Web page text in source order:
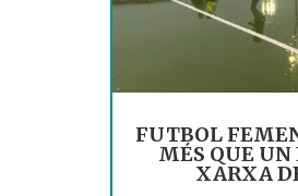
FUTBOL
MÉS QUE UN
XARXA